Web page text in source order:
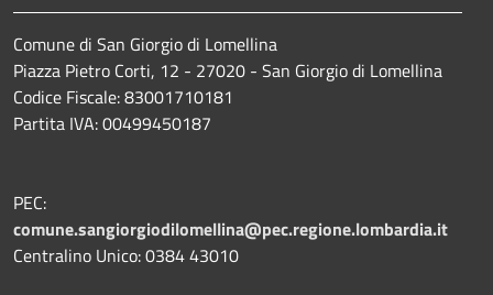
Comune di San Giorgio di Lomellina
Piazza Pietro Corti, 12 - 27020 - San Giorgio di Lomellina
Codice Fiscale: 83001710181
Partita IVA: 00499450187
PEC:
comune.sangiorgiodilomellina@pec.regione.lombardia.it
Centralino Unico: 0384 43010